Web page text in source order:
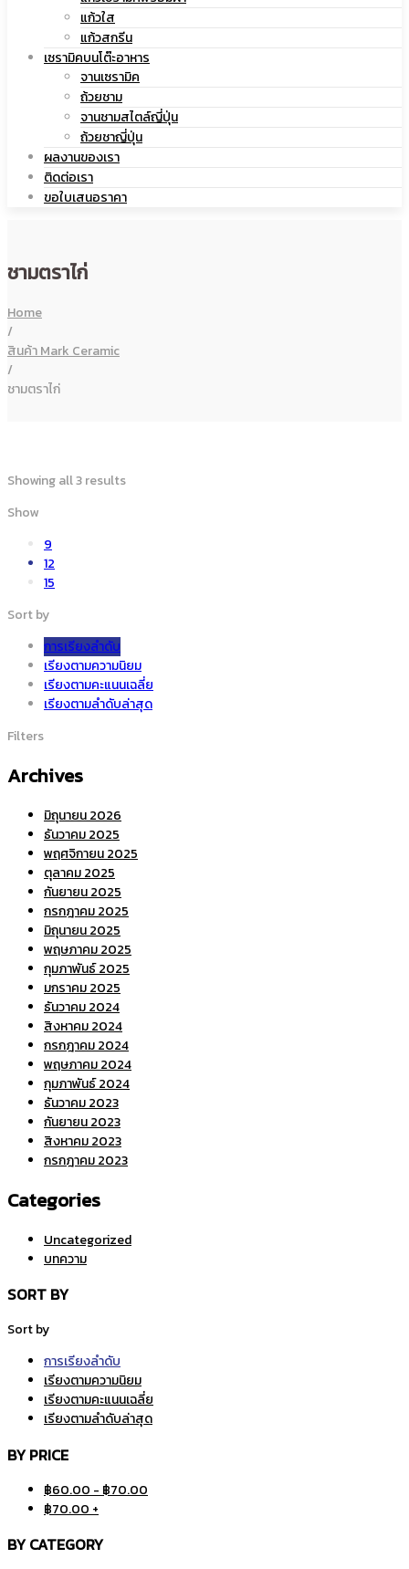
เซรามิค
แก้วใส
แก้วสกรีน
เซรามิคบนโต๊ะอาหาร
จานเซรามิค
ถ้วยชาม
จานชามสไตล์ญี่ปุ่น
ถ้วยชาญี่ปุ่น
ผลงานของเรา
ติดต่อเรา
ขอใบเสนอราคา
ชามตราไก่
Home
/
สินค้า Mark Ceramic
/
ชามตราไก่
Showing all 3 results
Show
9
12
15
Sort by
การเรียงลำดับ
เรียงตามความนิยม
เรียงตามคะแนนเฉลี่ย
เรียงตามลำดับล่าสุด
Filters
Archives
มิถุนายน 2026
ธันวาคม 2025
พฤศจิกายน 2025
ตุลาคม 2025
กันยายน 2025
กรกฎาคม 2025
มิถุนายน 2025
พฤษภาคม 2025
กุมภาพันธ์ 2025
มกราคม 2025
ธันวาคม 2024
สิงหาคม 2024
กรกฎาคม 2024
พฤษภาคม 2024
กุมภาพันธ์ 2024
ธันวาคม 2023
กันยายน 2023
สิงหาคม 2023
กรกฎาคม 2023
Categories
Uncategorized
บทความ
SORT BY
Sort by
การเรียงลำดับ
เรียงตามความนิยม
เรียงตามคะแนนเฉลี่ย
เรียงตามลำดับล่าสุด
BY PRICE
฿60.00 - ฿70.00
฿70.00 +
BY CATEGORY